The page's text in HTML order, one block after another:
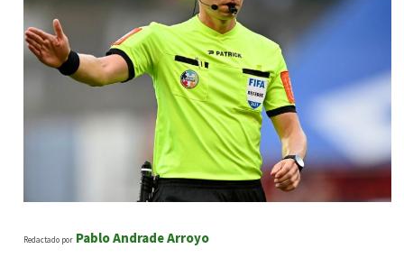
Redactado por Pablo Andrade Arroyo